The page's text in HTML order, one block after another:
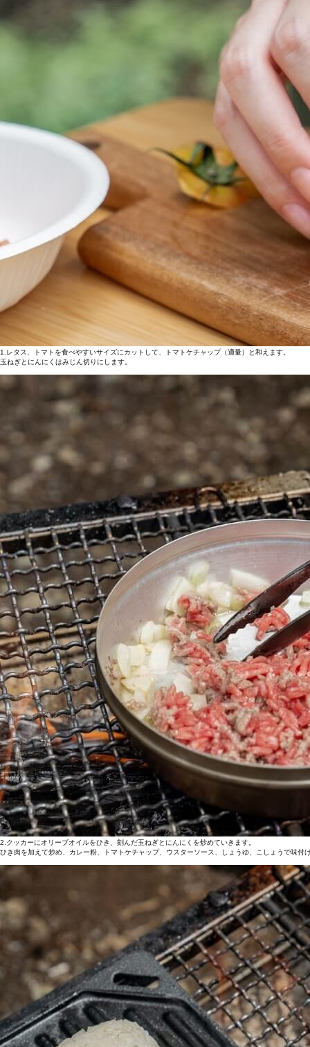
1.レタス、トマトを食べやすいサイズにカットして、トマトケチャップ（適量）と和えます。
玉ねぎとにんにくはみじん切りにします。
2.クッカーにオリーブオイルをひき、刻んだ玉ねぎとにんにくを炒めていきます。
ひき肉を加えて炒め、カレー粉、トマトケチャップ、ウスターソース、しょうゆ、こしょうで味付